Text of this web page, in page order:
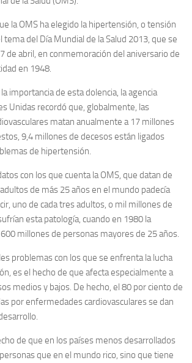
la OMS ha elegido la hipertensión, o tensión
tema del Día Mundial de la Salud 2013, que se
de abril, en conmemoración del aniversario de
en 1948.
importancia de esta dolencia, la agencia
Unidas recordó que, globalmente, las
matan anualmente a 17 millones
9,4 millones de decesos están ligados
de hipertensión.
con los que cuenta la OMS, que datan de
de más 25 años en el mundo padecía
uno de cada tres adultos, o mil millones de
esta patología, cuando en 1980 la
millones de personas mayores de 25 años.
problemas con los que se enfrenta la lucha
es el hecho de que afecta especialmente a
medios y bajos. De hecho, el 80 por ciento de
por enfermedades cardiovasculares se dan
de que en los países menos desarrollados
que en el mundo rico, sino que tiene